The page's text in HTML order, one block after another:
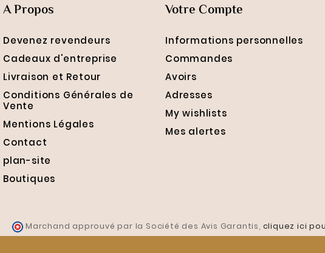
A Propos
Devenez revendeurs
Cadeaux d'entreprise
Livraison et Retour
Conditions Générales de
Vente
Mentions Légales
Contact
plan-site
Boutiques
Votre Compte
Informations personnelles
Commandes
Avoirs
Adresses
My wishlists
Mes alertes
Marchand approuvé par la Société des Avis Garantis, cliquez ici